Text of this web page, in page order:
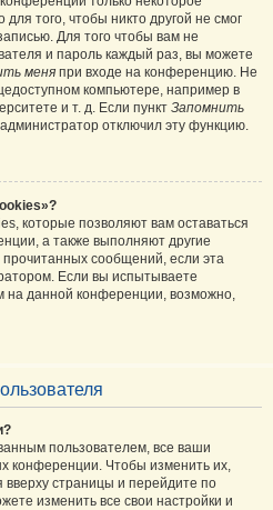
того, чтобы никто другой не смог
Для того чтобы вам не
и пароль каждый раз, вы можете
меня при входе на конференцию. Не
компьютере, например в
и т. д. Если пункт Запомнить
администратор отключил эту функцию.
которые позволяют вам оставаться
а также выполняют другие
прочитанных сообщений, если эта
Если вы испытываете
на данной конференции, возможно,
пользователем, все ваши
конференции. Чтобы изменить их,
страницы и перейдите по
изменить все свои настройки и